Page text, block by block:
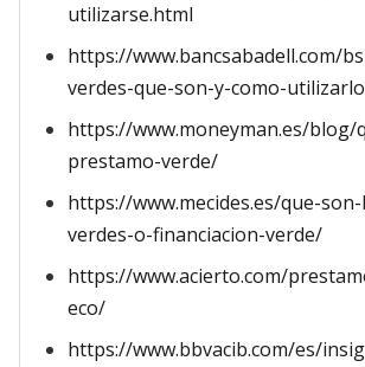
utilizarse.html
https://www.bancsabadell.com/
verdes-que-son-y-como-
https://www.moneyman.es/blog/
prestamo-verde/
https://www.mecides.es/que-
verdes-o-financiacion-verde/
https://www.acierto.com/
eco/
https://www.bbvacib.com/es/